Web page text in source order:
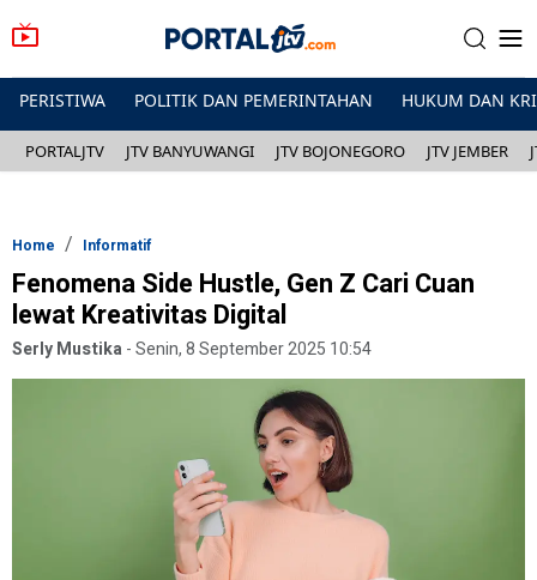
PERISTIWA POLITIK DAN PEMERINTAHAN HUKUM DAN
PORTALJTV JTV BANYUWANGI JTV BOJONEGORO JTV JEMBER
Home Informatif
Fenomena Side Hustle, Gen Z Cari Cuan
lewat Kreativitas Digital
Serly Mustika-Senin, 8 September 2025 10:54